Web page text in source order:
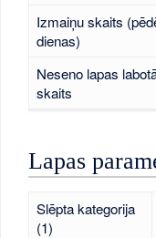
Izmaiņu skaits
dienas)
Neseno lapas
skaits
Lapas
Slēpta kategorija
(1)